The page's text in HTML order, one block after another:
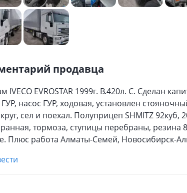
продавца
IVECO EVROSTAR 1999г. В.420л. С. Сделан
насос ГУР, ходовая, установлен
сел и поехал. Полуприцеп SHMITZ 92куб,
тормоза, ступицы перебраны, резина
Плюс работа Алматы-Семей, Новосибирск-